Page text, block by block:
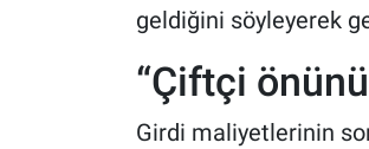
geldiğini söyleyerek
“Çiftçi
Girdi maliyetlerinin